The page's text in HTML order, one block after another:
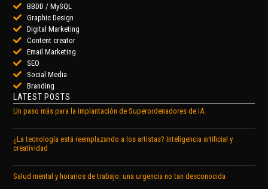
BBDD / MySQL
Graphic Design
Digital Marketing
Content creator
Email Marketing
SEO
Social Media
Branding
LATEST POSTS
Un paso más para la implantación de Superordenadores de IA.
¿La tecnología está reemplazando a los artistas? Inteligencia artificial y
creatividad
Salud mental y horarios de trabajo: una urgencia no tan desconocida